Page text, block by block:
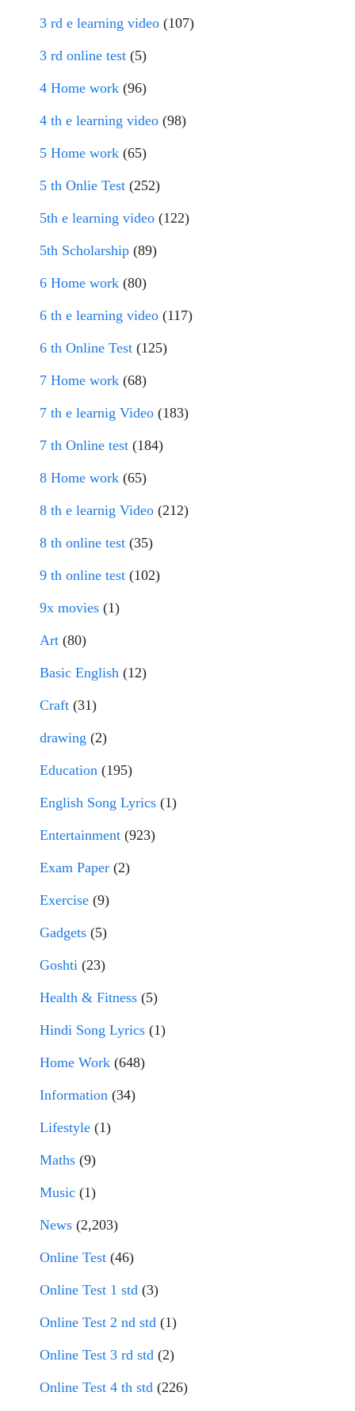
3 rd e learning video (107)
3 rd online test (5)
4 Home work (96)
4 th e learning video (98)
5 Home work (65)
5 th Onlie Test (252)
5th e learning video (122)
5th Scholarship (89)
6 Home work (80)
6 th e learning video (117)
6 th Online Test (125)
7 Home work (68)
7 th e learnig Video (183)
7 th Online test (184)
8 Home work (65)
8 th e learnig Video (212)
8 th online test (35)
9 th online test (102)
9x movies (1)
Art (80)
Basic English (12)
Craft (31)
drawing (2)
Education (195)
English Song Lyrics (1)
Entertainment (923)
Exam Paper (2)
Exercise (9)
Gadgets (5)
Goshti (23)
Health & Fitness (5)
Hindi Song Lyrics (1)
Home Work (648)
Information (34)
Lifestyle (1)
Maths (9)
Music (1)
News (2,203)
Online Test (46)
Online Test 1 std (3)
Online Test 2 nd std (1)
Online Test 3 rd std (2)
Online Test 4 th std (226)